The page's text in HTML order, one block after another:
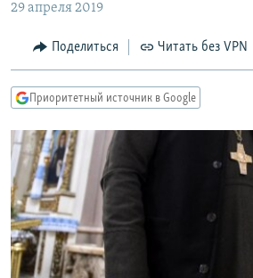
Вернутся
Вернутся
поиску
МНЕНИЯ
КУЛЬТУРА
КАВКАЗ.РЕАЛИИ
СЕВЕР.РЕАЛИИ
СИБИРЬ.РЕАЛИИ
РАСПИСАНИЕ ВЕЩАНИЯ
ПОДПИШИТЕСЬ НА РАССЫЛКУ
29 апреля 2019
Поделиться Читать без VPN
Приоритетный источник в Google